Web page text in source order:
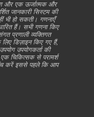
और एक ऊर्जात्मक और
जानकारी सिस्टम की
भी हो सकती। गणनाएँ
हैं। सभी गणना किए
प्रणाली व्यक्तिगत
डिज़ाइन किए गए हैं,
उपयोगकर्ता की
एक चिकित्सक से परामर्श
करें इससे पहले कि आप